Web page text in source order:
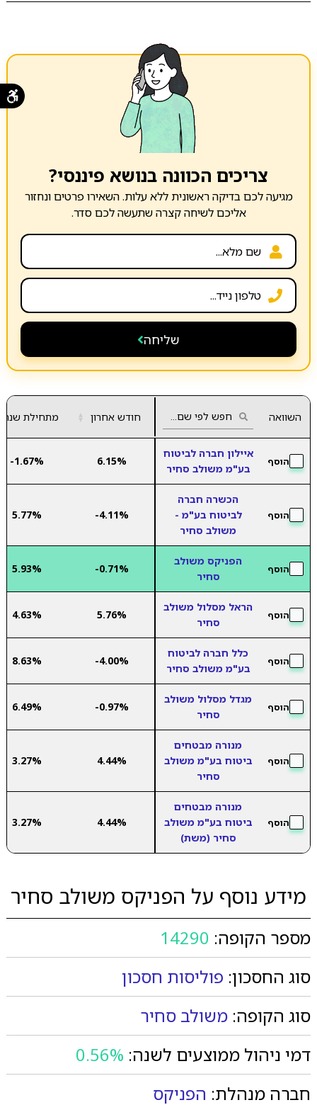
צריכים הכוונה בנושא פיננסי?
מגיעה לכם בדיקה ראשונית ללא עלות. השאירו פרטים ונחזור
אליכם לשיחה קצרה שתעשה לכם סדר.
שליחה
השוואה חודש אחרון ▲
▼ מתחילת שנה
הוסף
איילון חברה לביטוח
בע"מ משולב סחיר
6.15%
-1.67%
הוסף
הכשרה חברה
לביטוח בע"מ -
משולב סחיר
-4.11%
5.77%
הוסף
הפניקס משולב
סחיר
-0.71%
5.93%
הוסף
הראל מסלול משולב
סחיר
5.76%
4.63%
הוסף
כלל חברה לביטוח
בע"מ משולב סחיר
-4.00%
8.63%
הוסף
מגדל מסלול משולב
סחיר
-0.97%
6.49%
הוסף
מנורה מבטחים
ביטוח בע"מ משולב
סחיר
4.44%
3.27%
הוסף
מנורה מבטחים
ביטוח בע"מ משולב
סחיר (משת)
4.44%
3.27%
מידע נוסף על הפניקס משולב סחיר
מספר הקופה: 14290
סוג החסכון: פוליסות חסכון
סוג הקופה: משולב סחיר
דמי ניהול ממוצעים לשנה: 0.56%
חברה מנהלת: הפניקס